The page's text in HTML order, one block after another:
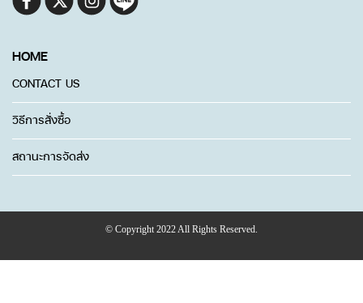
HOME
CONTACT US
วิธีการสั่งซื้อ
สถานะการจัดส่ง
© Copyright 2022 All Rights Reserved.